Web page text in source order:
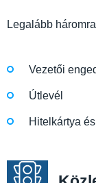
Legalább
Vezetői
Útlevél
Hitelkártya